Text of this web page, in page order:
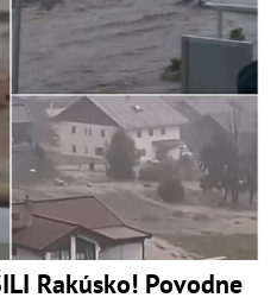
Rakúsko! Povodne